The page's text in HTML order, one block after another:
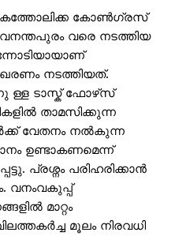
കത്തോലിക്ക കോൺഗ്രസ്
വരെ നടത്തിയ
നടത്തിയത്.
ള്ള ടാസ്ക‌് ഫോഴ്‌സ്
താമസിക്കുന്ന
വേതനം നൽകുന്ന
ഉണ്ടാകണമെന്ന്
പ്രശ്നം പരിഹരിക്കാൻ
വനംവകുപ്പ്
മാറ്റം
മൂലം നിരവധി